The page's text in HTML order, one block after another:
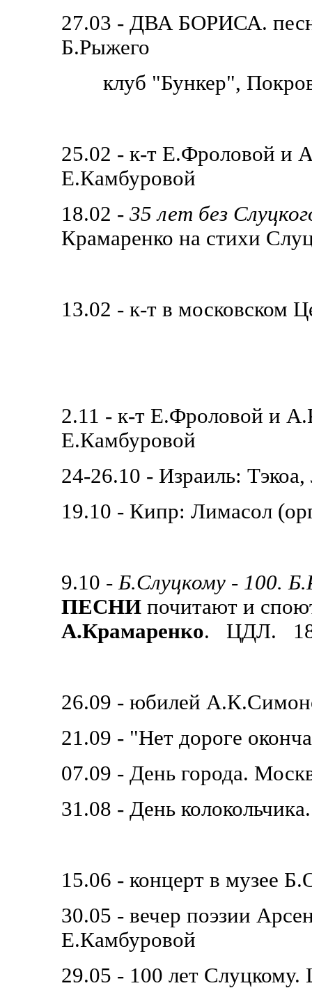
27.03 - ДВА БОРИСА.
Б.Рыжего
клуб "Бункер",
25.02 - к-т Е.Фроловой и
Е.Камбуровой
18.02 - 35 лет без
Крамаренко на стихи
13.02 - к-т в московском
2.11 - к-т Е.Фроловой и
Е.Камбуровой
24-26.10 - Израиль:
19.10 - Кипр: Лимасол
9.10 -Б.Слуцкому - 100.
ПЕСНИ почитают и
А.Крамаренко. ЦДЛ. 18-
26.09 - юбилей
21.09 - "Нет дороге
07.09 - День города.
31.08 - День
15.06 - концерт в музее
30.05 - вечер поэзии
Е.Камбуровой
29.05 - 100 лет